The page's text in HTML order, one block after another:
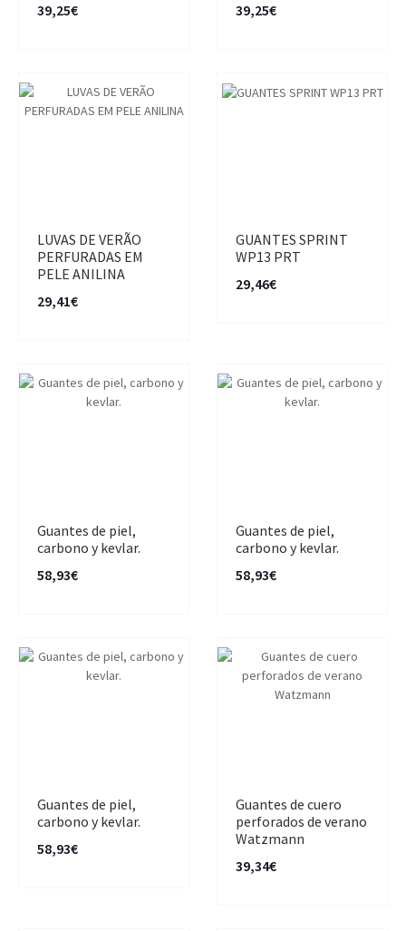
39,25€
39,25€
LUVAS DE VERÃO
PERFURADAS EM
PELE ANILINA
29,41€
GUANTES SPRINT
WP13 PRT
29,46€
Guantes de piel,
carbono y kevlar.
58,93€
Guantes de piel,
carbono y kevlar.
58,93€
Guantes de piel,
carbono y kevlar.
58,93€
Guantes de cuero
perforados de verano
Watzmann
39,34€